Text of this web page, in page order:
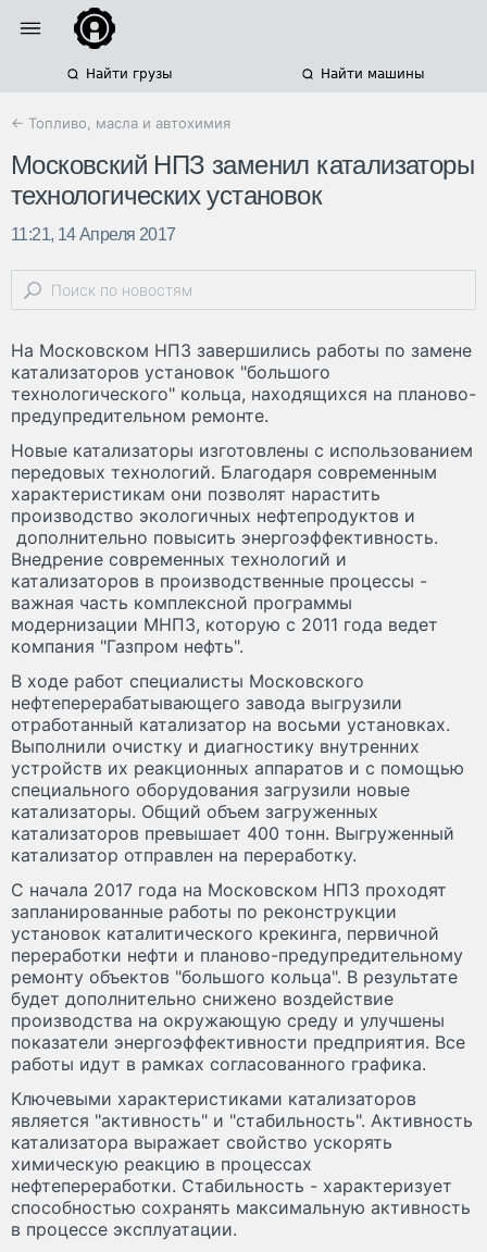
Найти грузы Найти машины
← Топливо, масла и автохимия
Московский НПЗ заменил катализаторы
технологических установок
11:21, 14 Апреля 2017
На Московском НПЗ завершились работы по замене
катализаторов установок "большого
технологического" кольца, находящихся на планово-
предупредительном ремонте.
Новые катализаторы изготовлены с использованием
передовых технологий. Благодаря современным
характеристикам они позволят нарастить
производство экологичных нефтепродуктов и
дополнительно повысить энергоэффективность.
Внедрение современных технологий и
катализаторов в производственные процессы -
важная часть комплексной программы
модернизации МНПЗ, которую с 2011 года ведет
компания "Газпром нефть".
В ходе работ специалисты Московского
нефтеперерабатывающего завода выгрузили
отработанный катализатор на восьми установках.
Выполнили очистку и диагностику внутренних
устройств их реакционных аппаратов и с помощью
специального оборудования загрузили новые
катализаторы. Общий объем загруженных
катализаторов превышает 400 тонн. Выгруженный
катализатор отправлен на переработку.
С начала 2017 года на Московском НПЗ проходят
запланированные работы по реконструкции
установок каталитического крекинга, первичной
переработки нефти и планово-предупредительному
ремонту объектов "большого кольца". В результате
будет дополнительно снижено воздействие
производства на окружающую среду и улучшены
показатели энергоэффективности предприятия. Все
работы идут в рамках согласованного графика.
Ключевыми характеристиками катализаторов
является "активность" и "стабильность". Активность
катализатора выражает свойство ускорять
химическую реакцию в процессах
нефтепереработки. Стабильность - характеризует
способностью сохранять максимальную активность
в процессе эксплуатации.